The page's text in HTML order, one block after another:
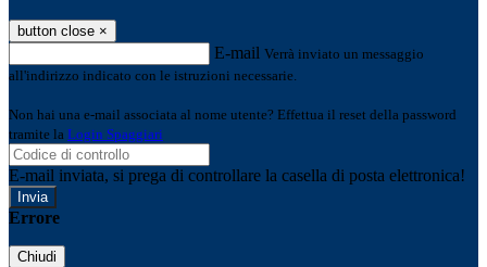
button close ×
E-mail Verrà inviato un messaggio
all'indirizzo indicato con le istruzioni necessarie.
Non hai una e-mail associata al nome utente? Effettua il reset della password
tramite la Login Spaggiari
E-mail inviata, si prega di controllare la casella di posta elettronica!
Errore
Chiudi